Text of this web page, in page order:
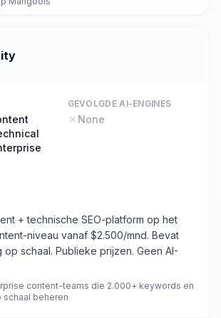
GEVOLGDE AI-ENGINES
None
+ technische SEO-platform op het
niveau vanaf $2.500/mnd. Bevat
schaal. Publieke prijzen. Geen AI-
content-teams die 2.000+ keywords en
beheren